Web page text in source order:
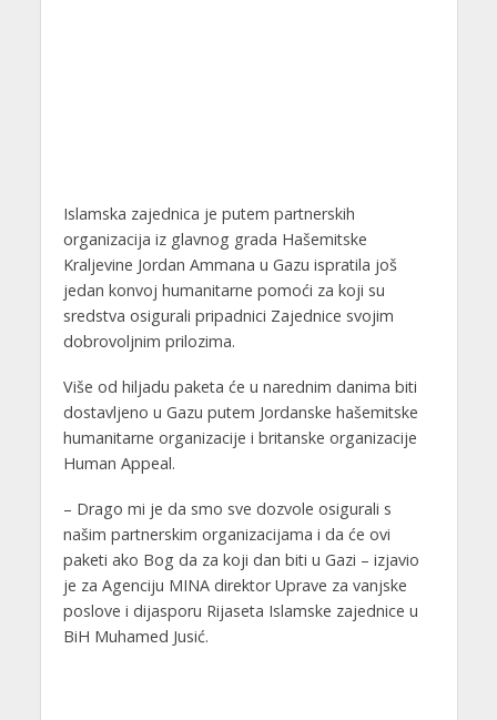
Islamska zajednica je putem partnerskih
organizacija iz glavnog grada Hašemitske
Kraljevine Jordan Ammana u Gazu ispratila još
jedan konvoj humanitarne pomoći za koji su
sredstva osigurali pripadnici Zajednice svojim
dobrovoljnim prilozima.
Više od hiljadu paketa će u narednim danima biti
dostavljeno u Gazu putem Jordanske hašemitske
humanitarne organizacije i britanske organizacije
Human Appeal.
– Drago mi je da smo sve dozvole osigurali s
našim partnerskim organizacijama i da će ovi
paketi ako Bog da za koji dan biti u Gazi – izjavio
je za Agenciju MINA direktor Uprave za vanjske
poslove i dijasporu Rijaseta Islamske zajednice u
BiH Muhamed Jusić.